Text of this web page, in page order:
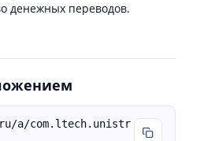
денежных переводов.
a/com.ltech.unistr